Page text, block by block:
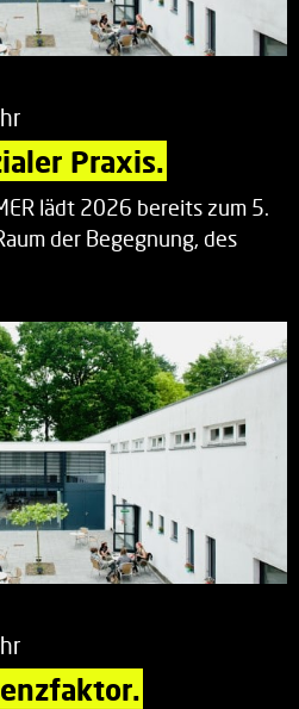
Praxis.
lädt 2026 bereits zum 5.
der Begegnung, des